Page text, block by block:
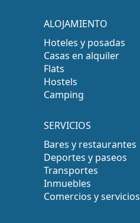
ALOJAMIENTO
Hoteles y posadas
Casas en alquiler
Flats
Hostels
Camping
SERVICIOS
Bares y restaurantes
Deportes y paseos
Transportes
Inmuebles
Comercios y servicios